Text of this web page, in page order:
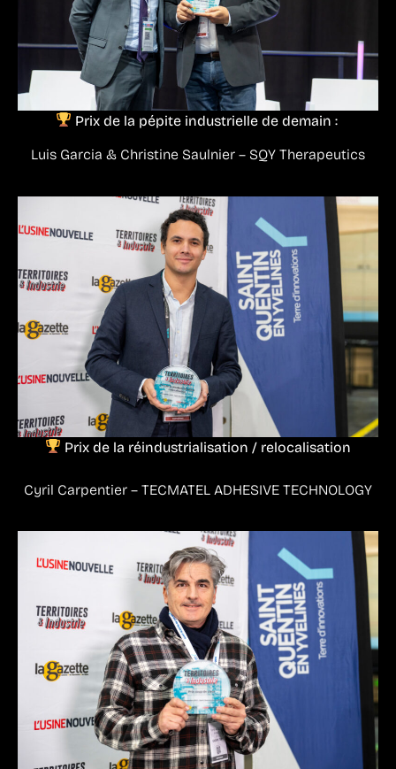
Prix de la pépite industrielle de demain :
Luis Garcia & Christine Saulnier – SQY Therapeutics
Prix de la réindustrialisation / relocalisation
Cyril Carpentier – TECMATEL ADHESIVE TECHNOLOGY